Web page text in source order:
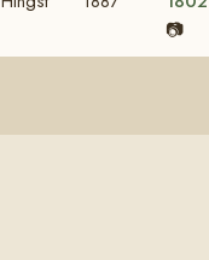
📷